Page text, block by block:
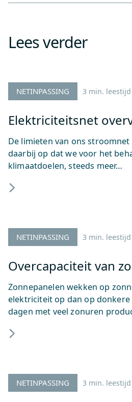
Lees verder
NETINPASSING 3 min. leestijd
Elektriciteitsnet
De limieten van ons stroomnet
daarbij op dat we voor het
klimaatdoelen, steeds meer…
NETINPASSING 3 min. leestijd
Overcapaciteit van
Zonnepanelen wekken op
elektriciteit op dan op donkere
dagen met veel zonuren
NETINPASSING 3 min. leestijd